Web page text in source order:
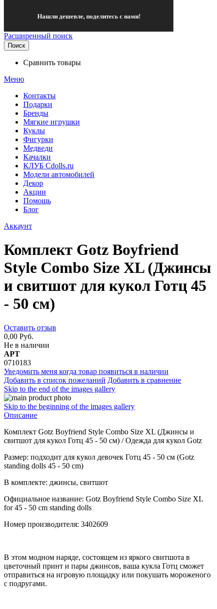
Нашли дешевле, поделитесь с нами!
Расширенный поиск
Поиск
Сравнить товары
Меню
Контакты
Подарки
Бренды
Мягкие игрушки
Куклы
Фигурки
Медведи
Качалки
КЛУБ Cdolls.ru
Модели автомобилей
Декор
Акции
Помощь
Блог
Аккаунт
Комплект Gotz Boyfriend
Style Combo Size XL (Джинсы
и свитшот для кукол Готц 45
- 50 см)
Оставить отзыв
0,00 Руб.
Не в наличии
АРТ
0710183
Уведомить меня когда товар появиться в наличии
Добавить в список пожеланий Добавить в сравнение
Skip to the end of the images gallery
Skip to the beginning of the images gallery
Описание
Комплект Gotz Boyfriend Style Combo Size XL (Джинсы и
свитшот для кукол Готц 45 - 50 см) / Одежда для кукол Gotz
Размер: подходит для кукол девочек Готц 45 - 50 см (Gotz
standing dolls 45 - 50 сm)
В комплекте: джинсы, свитшот
Официальное название: Gotz Boyfriend Style Combo Size XL
for 45 - 50 cm standing dolls
Номер производителя: 3402609
В этом модном наряде, состоящем из яркого свитшота в
цветочный принт и пары джинсов, ваша кукла Готц сможет
отправиться на игровую площадку или покушать мороженого
с подругами.